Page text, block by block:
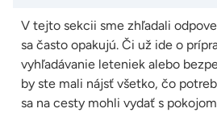
V tejto sekcii sme zhľadali
sa často opakujú. Či už ide o
vyhľadávanie leteniek alebo
by ste mali nájsť všetko, čo
sa na cesty mohli vydať s